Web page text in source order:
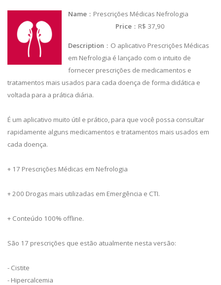
Name ：Prescrições Médicas Nefrologia
Price ：R$ 37,90
Description ：O aplicativo Prescrições Médicas
em Nefrologia é lançado com o intuito de
fornecer prescrições de medicamentos e
tratamentos mais usados para cada doença de forma didática e
voltada para a prática diária.
É um aplicativo muito útil e prático, para que você possa consultar
rapidamente alguns medicamentos e tratamentos mais usados em
cada doença.
+ 17 Prescrições Médicas em Nefrologia
+ 200 Drogas mais utilizadas em Emergência e CTI.
+ Conteúdo 100% offline.
São 17 prescrições que estão atualmente nesta versão:
- Cistite
- Hipercalcemia